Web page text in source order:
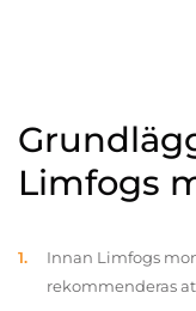
Limfogs
Innan Limfogs
rekommenderas